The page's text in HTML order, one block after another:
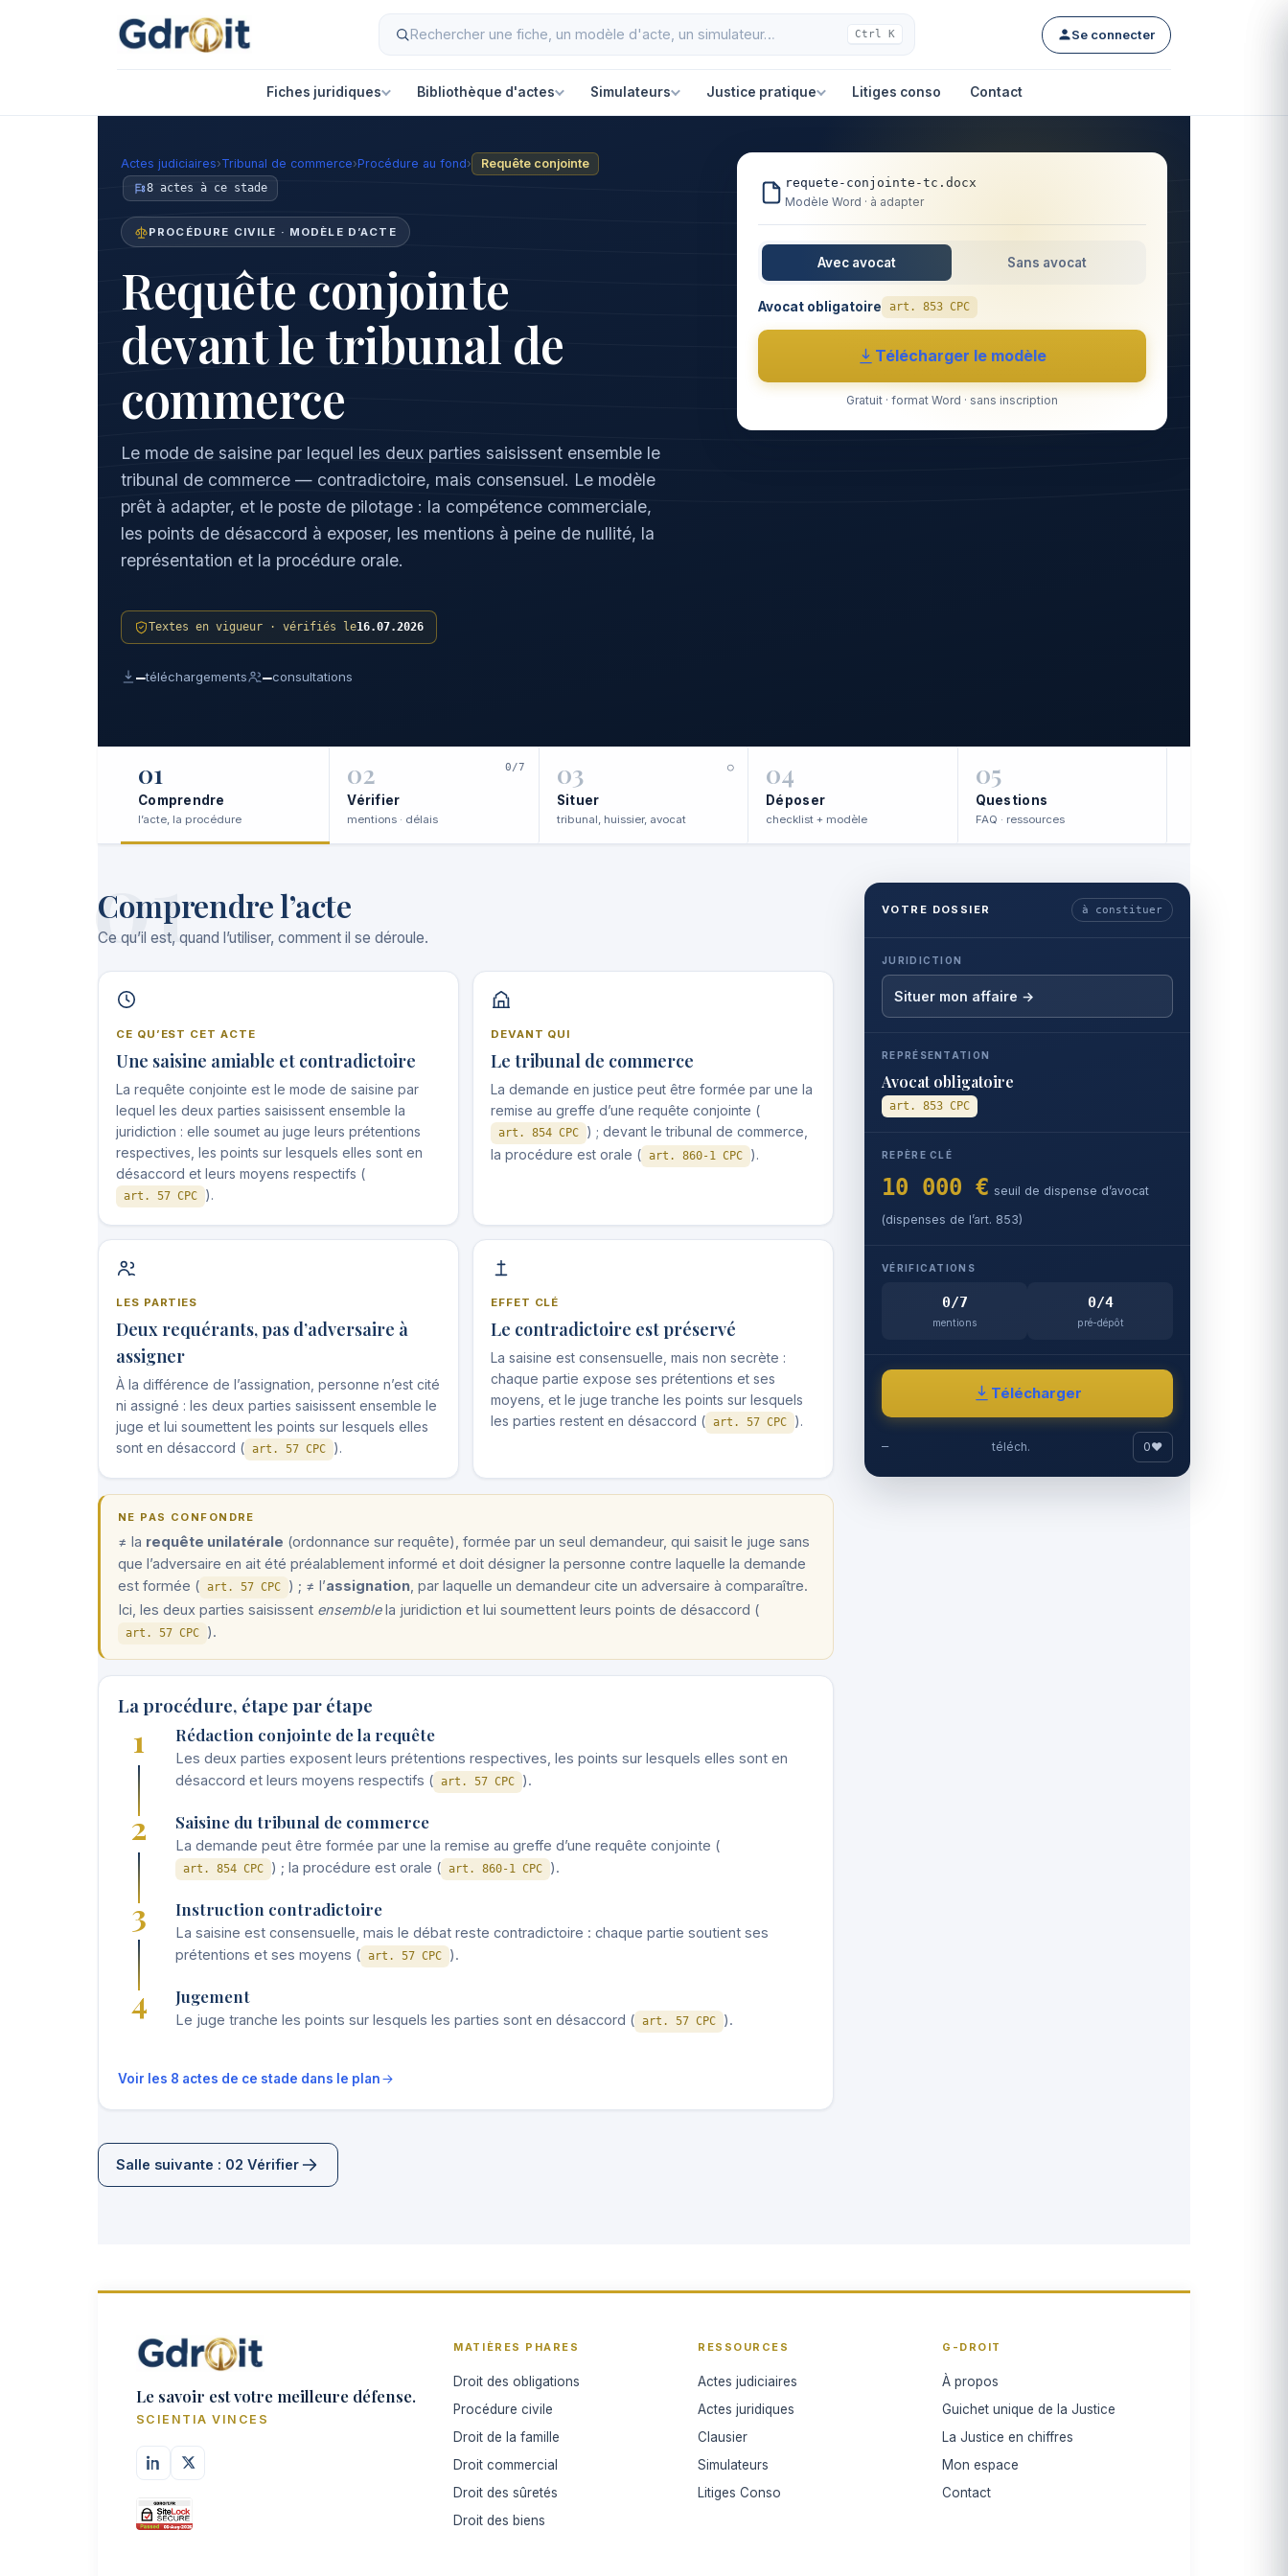
Ctrl K Se connecter
Fiches juridiques Bibliothèque d'actes Simulateurs Justice pratique Litiges conso Contact
Actes judiciaires›Tribunal de commerce›Procédure au fond› Requête conjointe
8 actes à ce stade
PROCÉDURE CIVILE · MODÈLE D’ACTE
Requête conjointe
devant le tribunal de
commerce
Le mode de saisine par lequel les deux parties saisissent ensemble le
tribunal de commerce — contradictoire, mais consensuel. Le modèle
prêt à adapter, et le poste de pilotage : la compétence commerciale,
les points de désaccord à exposer, les mentions à peine de nullité, la
représentation et la procédure orale.
Textes en vigueur · vérifiés le16.07.2026
—téléchargements —consultations
requete-conjointe-tc.docx
Modèle Word · à adapter
Avec avocat Sans avocat
Avocat obligatoire art. 853 CPC
Télécharger le modèle
Gratuit · format Word · sans inscription
01
Comprendre
l’acte, la procédure
02
Vérifier
mentions · délais
0/7 03
Situer
tribunal, huissier, avocat
○ 04
Déposer
checklist + modèle
05
Questions
FAQ · ressources
01
Comprendre l’acte
Ce qu’il est, quand l’utiliser, comment il se déroule.
CE QU’EST CET ACTE
Une saisine amiable et contradictoire
La requête conjointe est le mode de saisine par
lequel les deux parties saisissent ensemble la
juridiction : elle soumet au juge leurs prétentions
respectives, les points sur lesquels elles sont en
désaccord et leurs moyens respectifs (
art. 57 CPC ).
DEVANT QUI
Le tribunal de commerce
La demande en justice peut être formée par une la
remise au greffe d’une requête conjointe (
art. 854 CPC
) ; devant le tribunal de commerce,
la procédure est orale ( art. 860-1 CPC ).
LES PARTIES
Deux requérants, pas d’adversaire à
assigner
À la différence de l’assignation, personne n’est cité
ni assigné : les deux parties saisissent ensemble le
juge et lui soumettent les points sur lesquels elles
sont en désaccord ( art. 57 CPC ).
EFFET CLÉ
Le contradictoire est préservé
La saisine est consensuelle, mais non secrète :
chaque partie expose ses prétentions et ses
moyens, et le juge tranche les points sur lesquels
les parties restent en désaccord ( art. 57 CPC ).
NE PAS CONFONDRE
≠ la requête unilatérale (ordonnance sur requête), formée par un seul demandeur, qui saisit le juge sans
que l’adversaire en ait été préalablement informé et doit désigner la personne contre laquelle la demande
est formée ( art. 57 CPC ) ; ≠ l’assignation , par laquelle un demandeur cite un adversaire à comparaître.
Ici, les deux parties saisissent ensemblela juridiction et lui soumettent leurs points de désaccord (
art. 57 CPC ).
La procédure, étape par étape
1 Rédaction conjointe de la requête
Les deux parties exposent leurs prétentions respectives, les points sur lesquels elles sont en
désaccord et leurs moyens respectifs ( art. 57 CPC ).
2 Saisine du tribunal de commerce
La demande peut être formée par une la remise au greffe d’une requête conjointe (
art. 854 CPC ) ; la procédure est orale ( art. 860-1 CPC ).
3 Instruction contradictoire
La saisine est consensuelle, mais le débat reste contradictoire : chaque partie soutient ses
prétentions et ses moyens ( art. 57 CPC ).
4 Jugement
Le juge tranche les points sur lesquels les parties sont en désaccord ( art. 57 CPC ).
Voir les 8 actes de ce stade dans le plan
Salle suivante : 02 Vérifier
VOTRE DOSSIER à constituer
JURIDICTION
Situer mon affaire →
REPRÉSENTATION
Avocat obligatoire
art. 853 CPC
REPÈRE CLÉ
10 000 € seuil de dispense d’avocat
(dispenses de l’art. 853)
VÉRIFICATIONS
0/7
mentions
0/4
pré-dépôt
Télécharger
— téléch. 0♥
Le savoir est votre meilleure défense.
SCIENTIA VINCES
MATIÈRES PHARES
Droit des obligations
Procédure civile
Droit de la famille
Droit commercial
Droit des sûretés
Droit des biens
RESSOURCES
Actes judiciaires
Actes juridiques
Clausier
Simulateurs
Litiges Conso
G-DROIT
À propos
Guichet unique de la Justice
La Justice en chiffres
Mon espace
Contact